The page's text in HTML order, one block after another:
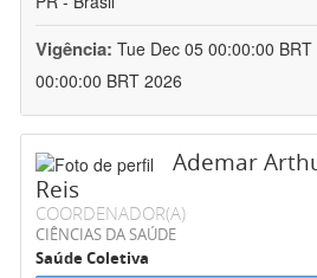
Vigência: Tue Dec 05 00:00:00
00:00:00 BRT 2026
Ademar
Reis
COORDENADOR(A)
CIÊNCIAS DA SAÚDE
Saúde Coletiva